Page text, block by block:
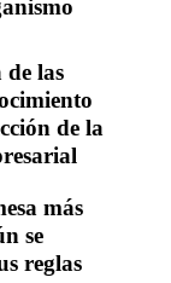
las
de la
más
se
reglas